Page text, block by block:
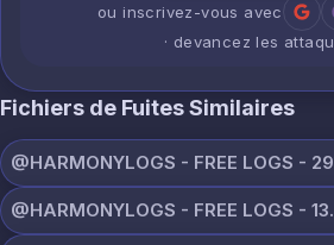
ou inscrivez-vous avec
· devancez les
Fichiers de Fuites Similaires